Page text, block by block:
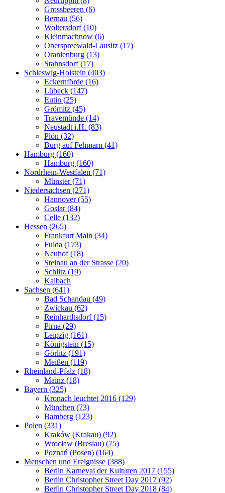
Grossbeeren (6)
Bernau (56)
Woltersdorf (10)
Kleinmachnow (6)
Oberspreewald-Lausitz (17)
Oranienburg (13)
Stahnsdorf (17)
Schleswig-Holstein (403)
Eckernförde (16)
Lübeck (147)
Eutin (25)
Grömitz (45)
Travemünde (14)
Neustadt i.H. (83)
Plön (32)
Burg auf Fehmarn (41)
Hamburg (160)
Hamburg (160)
Nordrhein-Westfalen (71)
Münster (71)
Niedersachsen (271)
Hannover (55)
Goslar (84)
Celle (132)
Hessen (265)
Frankfurt Main (34)
Fulda (173)
Neuhof (18)
Steinau an der Strasse (20)
Schlitz (19)
Kalbach
Sachsen (641)
Bad Schandau (49)
Zwickau (62)
Reinhardtsdorf (15)
Pirna (29)
Leipzig (161)
Königstein (15)
Görlitz (191)
Meißen (119)
Rheinland-Pfalz (18)
Mainz (18)
Bayern (325)
Kronach leuchtet 2016 (129)
München (73)
Bamberg (123)
Polen (331)
Kraków (Krakau) (92)
Wrocław (Breslau) (75)
Poznań (Posen) (164)
Menschen und Ereignisse (388)
Berlin Karneval der Kulturen 2017 (155)
Berlin Christopher Street Day 2017 (92)
Berlin Christopher Street Day 2018 (84)